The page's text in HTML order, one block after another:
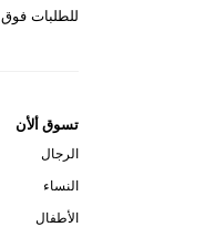
للطلبات فوق 25 دينار بحريني
تسوق ألأن
الرجال
النساء
الأطفال